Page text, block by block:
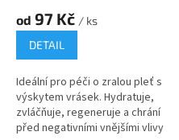
od 97 Kč / ks
DETAIL
Ideální pro péči o zralou pleť s
výskytem vrásek. Hydratuje,
zvláčňuje, regeneruje a chrání
před negativními vnějšími vlivy